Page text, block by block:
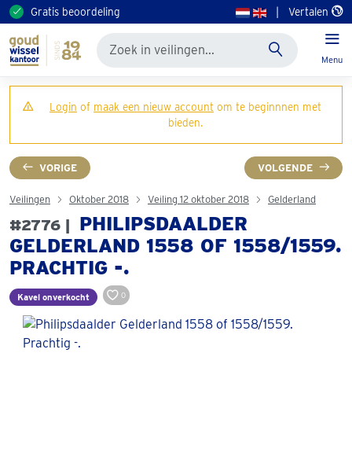
Gratis beoordeling Vertalen
Menu
Login of maak een nieuw account om te beginnnen met
bieden.
VORIGE VOLGENDE
Veilingen Oktober 2018 Veiling 12 oktober 2018 Gelderland
#2776 |
PHILIPSDAALDER
GELDERLAND 1558 OF 1558/1559.
PRACHTIG -.
Kavel onverkocht 0